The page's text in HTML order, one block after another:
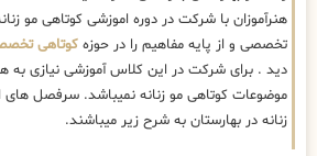
هنرآموزان با شرکت در دوره اموزشی کوتاهی مو
تخصصی و از پایه مفاهیم را در حوزه کوتاهی
دید . برای شرکت در این کلاس آموزشی نیازی به
موضوعات کوتاهی مو زنانه نمیباشد. سرفصل
زنانه در بهارستان به شرح زیر میباشند.